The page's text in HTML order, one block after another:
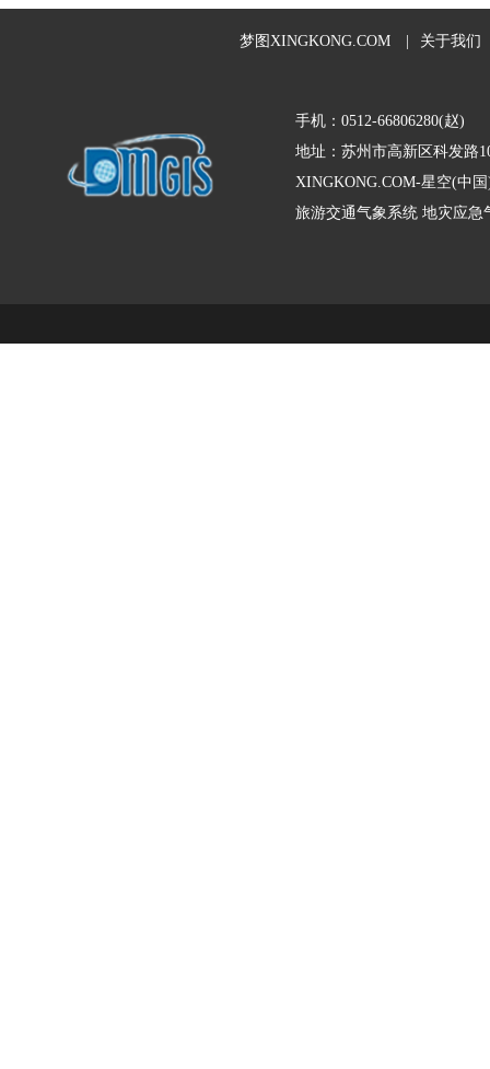
梦图XINGKONG.COM 关于我们
手机：0512-66806280(赵)
地址：苏州市高新区科发路
XINGKONG.COM-星空(中
旅游交通气象系统 地灾应急